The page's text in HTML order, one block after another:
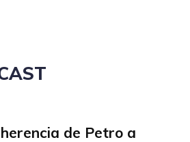
de Petro a